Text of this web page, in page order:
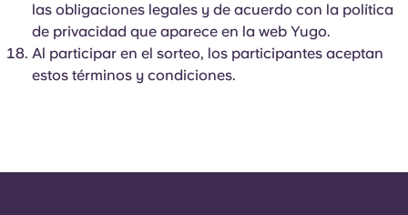
las obligaciones legales y de acuerdo con la política
de privacidad que aparece en la web Yugo.
Al participar en el sorteo, los participantes aceptan
estos términos y condiciones.